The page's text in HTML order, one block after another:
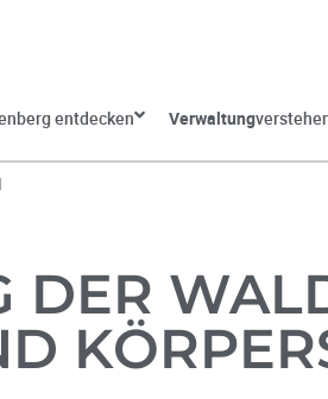
entdecken Verwaltung
DER